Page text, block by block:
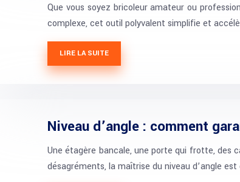
Que vous soyez bricoleur amateur ou
complexe, cet outil polyvalent simplifie et
LIRE LA SUITE
Niveau d’angle : comment
Une étagère bancale, une porte qui frotte, des
désagréments, la maîtrise du niveau d’angle